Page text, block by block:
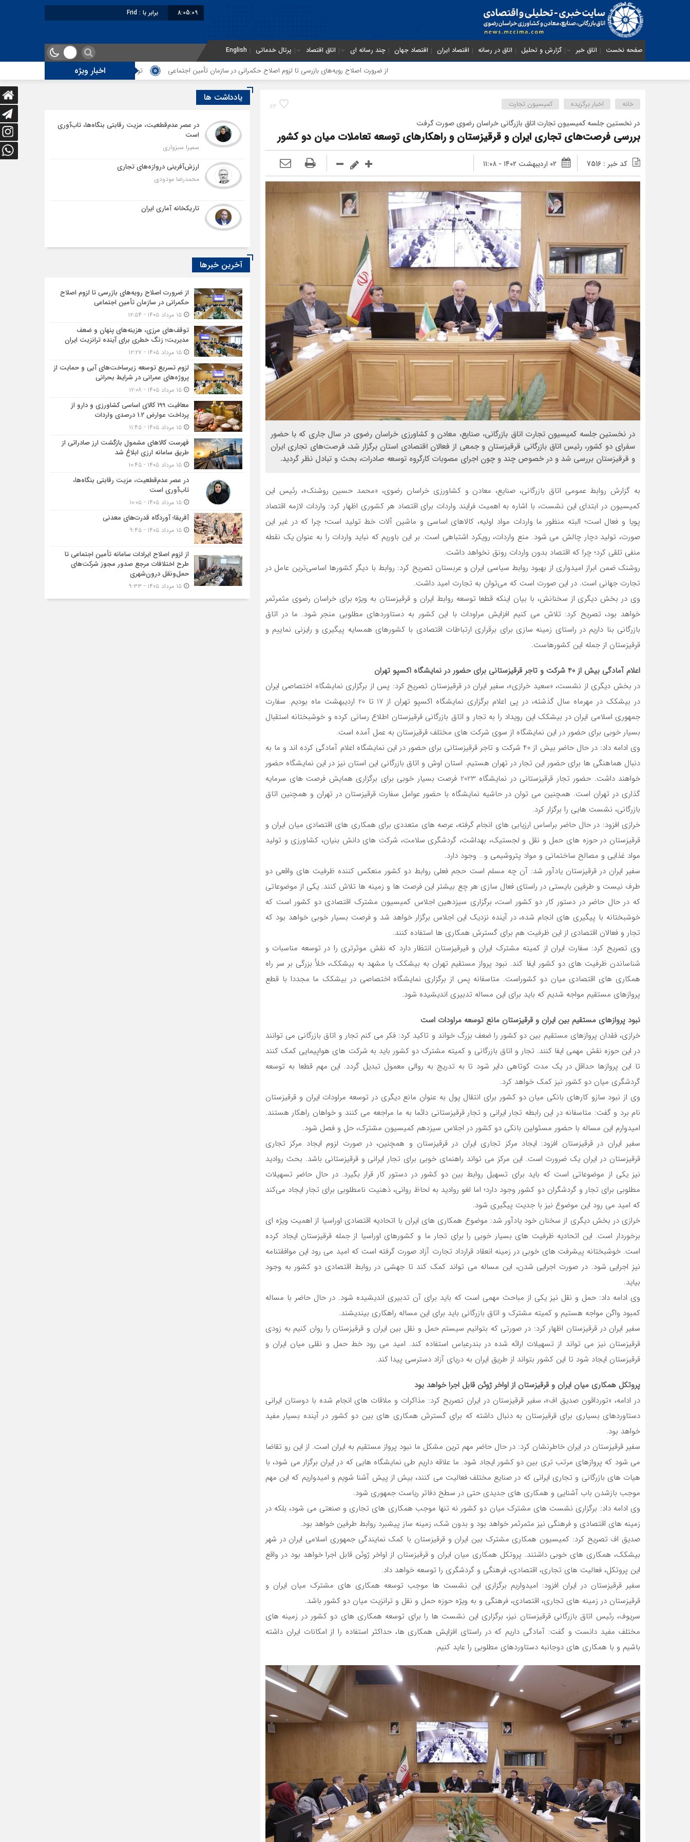
8:05:10 برابر با : Friday - 7 August - 2026
صفحه نخست اتاق خبر گزارش و تحلیل اتاق در رسانه اقتصاد ایران اقتصاد جهان چند رسانه ای اتاق اقتصاد پرتال خدماتی English
اخبار ویژه از ضرورت اصلاح رویه‌های بازرسی تا لزوم اصلاح حکمرانی در سازمان تأمین اجتماعی توقف‌های مرزی، هزینه‌های پنهان و ضعف مدیریت؛ زنگ خطری برای آینده
63 خانه اخبار برگزیده کمیسیون تجارت
در نخستین جلسه کمیسیون تجارت اتاق بازرگانی خراسان رضوی صورت گرفت
بررسی فرصت‌های تجاری ایران و قرقیزستان و راهکارهای توسعه تعاملات میان دو کشور
کد خبر : 7516 ۰۲ اردیبهشت ۱۴۰۲ - ۱۱:۰۸
در نخستین جلسه کمیسیون تجارت اتاق بازرگانی، صنایع، معادن و کشاورزی خراسان رضوی در سال جاری که با حضور
سفرای دو کشور، رئیس اتاق بازرگانی قرقیزستان و جمعی از فعالان اقتصادی استان برگزار شد، فرصت‌های تجاری ایران
و قرقیزستان بررسی شد و در خصوص چند و چون اجرای مصوبات کارگروه توسعه صادرات، بحث و تبادل نظر گردید.
به گزارش روابط عمومی اتاق بازرگانی، صنایع، معادن و کشاورزی خراسان رضوی، «محمد حسین روشنک»، رئیس این
کمیسیون در ابتدای این نشست، با اشاره به اهمیت فرایند واردات برای اقتصاد هر کشوری اظهار کرد: واردات لازمه اقتصاد
پویا و فعال است؛ البته منظور ما واردات مواد اولیه، کالاهای اساسی و ماشین آلات خط تولید است؛ چرا که در غیر این
صورت، تولید دچار چالش می شود. منع واردات، رویکرد اشتباهی است. بر این باوریم که نباید واردات را به عنوان یک نقطه
منفی تلقی کرد؛ چرا که اقتصاد بدون واردات رونق نخواهد داشت.
روشنک ضمن ابراز امیدواری از بهبود روابط سیاسی ایران و عربستان تصریح کرد: روابط با دیگر کشورها اساسی‌ترین عامل در
تجارت جهانی است. در این صورت است که می‌توان به تجارت امید داشت.
وی در بخش دیگری از سخنانش، با بیان اینکه قطعا توسعه روابط ایران و قرقیزستان به ویژه برای خراسان رضوی مثمرثمر
خواهد بود، تصریح کرد: تلاش می کنیم افزایش مراودات با این کشور به دستاوردهای مطلوبی منجر شود. ما در اتاق
بازرگانی بنا داریم در راستای زمینه سازی برای برقراری ارتباطات اقتصادی با کشورهای همسایه پیگیری و رایزنی نماییم و
قرقیزستان از جمله این کشورهاست.
اعلام آمادگی بیش از 40 شرکت و تاجر قرقیزستانی برای حضور در نمایشگاه اکسپو تهران
در بخش دیگری از نشست، «سعید خرازی»، سفیر ایران در قرقیزستان تصریح کرد: پس از برگزاری نمایشگاه اختصاصی ایران
در بیشکک در مهرماه سال گذشته، در پی اعلام برگزاری نمایشگاه اکسپو تهران از 17 تا 20 اردیبهشت ماه بودیم. سفارت
جمهوری اسلامی ایران در بیشکک این رویداد را به تجار و اتاق بازرگانی قرقیزستان اطلاع رسانی کرده و خوشبختانه استقبال
بسیار خوبی برای حضور در این نمایشگاه از سوی شرکت های مختلف قرقیزستان به عمل آمده است.
وی ادامه داد: در حال حاضر بیش از 40 شرکت و تاجر قرقیزستانی برای حضور در این نمایشگاه اعلام آمادگی کرده اند و ما به
دنبال هماهنگی ها برای حضور این تجار در تهران هستیم. استان اوش و اتاق بازرگانی این استان نیز در این نمایشگاه حضور
خواهند داشت. حضور تجار قرقیزستانی در نمایشگاه 2023 فرصت بسیار خوبی برای برگزاری همایش فرصت های سرمایه
گذاری در تهران است. همچنین می توان در حاشیه نمایشگاه با حضور عوامل سفارت قرقیزستان در تهران و همچنین اتاق
بازرگانی، نشست هایی را برگزار کرد.
خرازی افزود: در حال حاضر براساس ارزیابی های انجام گرفته، عرصه های متعددی برای همکاری های اقتصادی میان ایران و
قرقیزستان در حوزه های حمل و نقل و لجستیک، بهداشت، گردشگری سلامت، شرکت های دانش بنیان، کشاورزی و تولید
مواد غذایی و مصالح ساختمانی و مواد پتروشیمی و… وجود دارد.
سفیر ایران در قرقیزستان یادآور شد: آن چه مسلم است حجم فعلی روابط دو کشور منعکس کننده ظرفیت های واقعی دو
طرف نیست و طرفین بایستی در راستای فعال سازی هر چع بیشتر این فرصت ها و زمینه ها تلاش کنند. یکی از موضوعاتی
که در حال حاضر در دستور کار دو کشور است، برگزاری سیزدهین اجلاس کمیسیون مشترک اقتصادی دو کشور است که
خوشبختانه با پیگیری های انجام شده، در آینده نزدیک این اجلاس برگزار خواهد شد و فرصت بسیار خوبی خواهد بود که
تجار و فعالان اقتصادی از این ظرفیت هم برای گسترش همکاری ها استفاده کنند.
وی تصریح کرد: سفارت ایران از کمیته مشترک ایران و قیرقیزستان انتظار دارد که نقش موثرتری را در توسعه مناسبات و
شناساندن ظرفیت های دو کشور ایفا کند. نبود پرواز مستقیم تهران به بیشکک یا مشهد به بیشکک، خلأ بزرگی بر سر راه
همکاری های اقتصادی میان دو کشوراست. متاسفانه پس از برگزاری نمایشگاه اختصاصی در بیشکک ما مجددا با قطع
پروازهای مستقیم مواجه شدیم که باید برای این مساله تدبیری اندیشیده شود.
نبود پروازهای مستقیم بین ایران و قرقیزستان مانع توسعه مراودات است
خرازی، فقدان پروازهای مستقیم بین دو کشور را ضعف بزرگ خواند و تاکید کرد: فکر می کنم تجار و اتاق بازرگانی می توانند
در این حوزه نقش مهمی ایفا کنند. تجار و اتاق بازرگانی و کمیته مشترک دو کشور باید به شرکت های هواپیمایی کمک کنند
تا این پروازها حداقل در یک مدت کوتاهی دایر شود تا به تدریج به روالی معمول تبدیل گردد. این مهم قطعا به توسعه
گردشگری میان دو کشور نیز کمک خواهد کرد.
وی از نبود سازو کارهای بانکی میان دو کشور برای انتقال پول به عنوان مانع دیگری در توسعه مراودات ایران و قرقیزستان
نام برد و گفت: متاسفانه در این رابطه تجار ایرانی و تجار قرقیزستانی دائما به ما مراجعه می کنند و خواهان راهکار هستند.
امیدوارم این مساله با حضور مسئولین بانکی دو کشور در اجلاس سیزدهم کمیسیون مشترک، حل و فصل شود.
سفیر ایران در قرقیزستان افزود: ایجاد مرکز تجاری ایران در قرقیزستان و همچنین، در صورت لزوم ایجاد مرکز تجاری
قرقیزستان در ایران یک ضرورت است. این مرکز می تواند راهنمای خوبی برای تجار ایرانی و قرقیزستانی باشد. بحث روادید
نیز یکی از موضوعاتی است که باید برای تسهیل روابط بین دو کشور در دستور کار قرار بگیرد. در حال حاضر تسهیلات
مطلوبی برای تجار و گردشگران دو کشور وجود دارد؛ اما لغو روادید به لحاظ روانی، ذهنیت نامطلوبی برای تجار ایجاد می‌کند
که امید می رود این موضوع نیز با جدیت پیگیری شود.
خرازی در بخش دیگری از سخنان خود یادآور شد: موضوع همکاری های ایران با اتحادیه اقتصادی اوراسیا از اهمیت ویژه ای
برخوردار است. این اتحادیه ظرفیت های بسیار خوبی را برای تجار ما و کشورهای اوراسیا از جمله قرقیزستان ایجاد کرده
است. خوشبختانه پیشرفت های خوبی در زمینه انعقاد قرارداد تجارت آزاد صورت گرفته است که امید می رود این موافقتنامه
نیز اجرایی شود. در صورت اجرایی شدن، این مساله می تواند کمک کند تا جهشی در روابط اقتصادی دو کشور به وجود
بیاید.
وی ادامه داد: حمل و نقل نیز یکی از مباحث مهمی است که باید برای آن تدبیری اندیشیده شود. در حال حاضر با مساله
کمبود واگن مواجه هستیم و کمیته مشترک و اتاق بازرگانی باید برای این مساله راهکاری بیندیشند.
سفیر ایران در قرقیزستان اظهار کرد: در صورتی که بتوانیم سیستم حمل و نقل بین ایران و قرقیزستان را روان کنیم به زودی
قرقیزستان نیز می تواند از تسهیلات ارائه شده در بندرعباس استفاده کند. امید می رود خط حمل و نقلی میان ایران و
قرقیزستان ایجاد شود تا این کشور بتواند از طریق ایران به دریای آزاد دسترسی پیدا کند.
پروتکل همکاری میان ایران و قرقیزستان از اواخر ژوئن قابل اجرا خواهد بود
در ادامه، «تورداقون صدیق اف»، سفیر قرقیزستان در ایران تصریح کرد: مذاکرات و ملاقات های انجام شده با دوستان ایرانی
دستاوردهای بسیاری برای قرقیزستان به دنبال داشته که برای گسترش همکاری های بین دو کشور در آینده بسیار مفید
خواهد بود.
سفیر قرقیزستان در ایران خاطرنشان کرد: در حال حاضر مهم ترین مشکل ما نبود پرواز مستقیم به ایران است. از این رو تقاضا
می شود که پروازهای مرتب تری بین دو کشور ایجاد شود. ما علاقه داریم طی نمایشگاه هایی که در ایران برگزار می شود، با
هیات های بازرگانی و تجاری ایرانی که در صنایع مختلف فعالیت می کنند، بیش از پیش آشنا شویم و امیدواریم که این مهم
موجب بازشدن باب آشنایی و همکاری های جدیدی حتی در سطح دفاتر ریاست جمهوری شود.
وی ادامه داد: برگزاری نشست های مشترک میان دو کشور نه تنها موجب همکاری های تجاری و صنعتی می شود، بلکه در
زمینه های اقتصادی و فرهنگی نیز مثمرثمر خواهد بود و بدون شک، زمینه ساز پیشبرد روابط طرفین خواهد بود.
صدیق اف تصریح کرد: کمیسیون همکاری مشترک بین ایران و قرقیزستان با کمک نمایندگی جمهوری اسلامی ایران در شهر
بیشکک، همکاری های خوبی داشتند. پروتکل همکاری میان ایران و قرقیزستان از اواخر ژوئن قابل اجرا خواهد بود در واقع
این پروتکل، فعالیت های تجاری، اقتصادی، فرهنگی و گردشگری را توسعه خواهد داد.
سفیر قرقیزستان در ایران افزود: امیدواریم برگزاری این نشست ها موجب توسعه همکاری های مشترک میان ایران و
قرقیزستان در زمینه های تجاری، اقتصادی، فرهنگی و به ویژه حوزه حمل و نقل و ترانزیت میان دو کشور باشد.
سریوف، رئیس اتاق بازرگانی قرقیزستان نیز، برگزاری این نشست ها را برای توسعه همکاری های دو کشور در زمینه های
مختلف مفید دانست و گفت: آمادگی داریم که در راستای افزایش همکاری ها، حداکثر استفاده را از امکانات ایران داشته
باشیم و با همکاری های دوجانبه دستاوردهای مطلوبی را عاید کنیم.
یادداشت ها
در عصر عدم‌قطعیت، مزیت رقابتی بنگاه‌ها، تاب‌آوری
است
سمیرا سبزواری
ارزش‌آفرینی دروازه‌های تجاری
محمدرضا مودودی
تاریکخانه آماری ایران
آخرین خبرها
از ضرورت اصلاح رویه‌های بازرسی تا لزوم اصلاح
حکمرانی در سازمان تأمین اجتماعی
۱۵ مرداد ۱۴۰۵ - ۱۲:۵۴
توقف‌های مرزی، هزینه‌های پنهان و ضعف
مدیریت؛ زنگ خطری برای آینده ترانزیت ایران
۱۵ مرداد ۱۴۰۵ - ۱۲:۲۷
لزوم تسریع توسعه زیرساخت‌های آبی و حمایت از
پروژه‌های عمرانی در شرایط بحرانی
۱۵ مرداد ۱۴۰۵ - ۱۲:۰۸
معافیت 199 کالای اساسی کشاورزی و دارو از
پرداخت عوارض 1.2 درصدی واردات
۱۵ مرداد ۱۴۰۵ - ۱۱:۴۵
فهرست کالاهای مشمول بازگشت ارز صادراتی از
طریق سامانه ارزی ابلاغ شد
۱۵ مرداد ۱۴۰۵ - ۱۰:۴۵
در عصر عدم‌قطعیت، مزیت رقابتی بنگاه‌ها،
تاب‌آوری است
۱۵ مرداد ۱۴۰۵ - ۱۰:۰۵
آفریقا؛ آوردگاه قدرت‌های معدنی
۱۵ مرداد ۱۴۰۵ - ۹:۴۵
از لزوم اصلاح ایرادات سامانه تأمین اجتماعی تا
طرح اختلافات مرجع صدور مجوز شرکت‌های
حمل‌ونقل درون‌شهری
۱۵ مرداد ۱۴۰۵ - ۹:۳۳